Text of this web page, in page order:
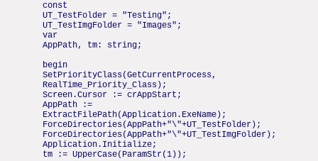
const
UT_TestFolder = "Testing";
UT_TestImgFolder = "Images";
var
AppPath, tm: string;
begin
SetPriorityClass(GetCurrentProcess,
RealTime_Priority_Class);
Screen.Cursor := crAppStart;
AppPath :=
ExtractFilePath(Application.ExeName);
ForceDirectories(AppPath+"\"+UT_TestFolder);
ForceDirectories(AppPath+"\"+UT_TestImgFolder);
Application.Initialize;
tm := UpperCase(ParamStr(1));